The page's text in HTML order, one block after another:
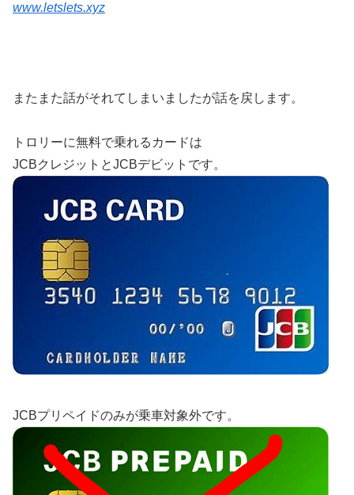
www.letslets.xyz
またまた話がそれてしまいましたが話を戻します。
トロリーに無料で乗れるカードは
JCBクレジットとJCBデビットです。
JCBプリペイドのみが乗車対象外です。